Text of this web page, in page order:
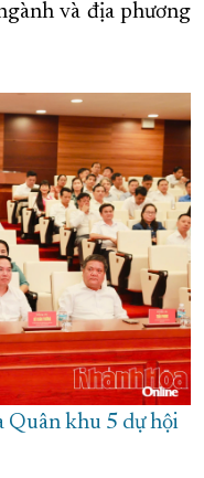
và địa phương
Quân khu 5 dự hội